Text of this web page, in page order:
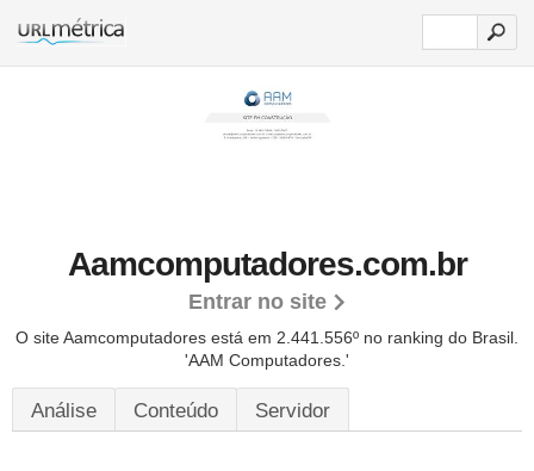
Aamcomputadores.com.br
Entrar no site
O site Aamcomputadores está em 2.441.556º no ranking do Brasil.
'AAM Computadores.'
Análise Conteúdo Servidor